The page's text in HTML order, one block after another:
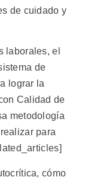
de cuidado y
laborales, el
de
lograr la
Calidad de
metodología
para
cómo